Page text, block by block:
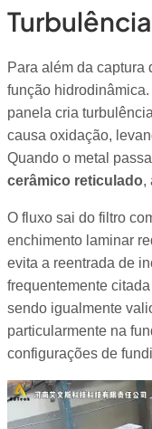
Para além da captura
função
panela cria
causa oxidação,
Quando o metal
cerâmico reticulado,
O fluxo sai do filtro
enchimento laminar
evita a reentrada de
frequentemente
sendo igualmente
particularmente na
configurações de